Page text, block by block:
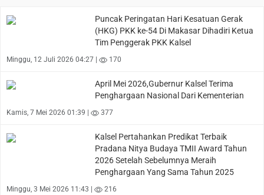
Puncak Peringatan Hari Kesatuan Gerak
(HKG) PKK ke-54 Di Makasar Dihadiri Ketua
Tim Penggerak PKK Kalsel
Minggu, 12 Juli 2026 04:27 | 170
April Mei 2026,Gubernur Kalsel Terima
Penghargaan Nasional Dari Kementerian
Kamis, 7 Mei 2026 01:39 | 377
Kalsel Pertahankan Predikat Terbaik
Pradana Nitya Budaya TMII Award Tahun
2026 Setelah Sebelumnya Meraih
Penghargaan Yang Sama Tahun 2025
Minggu, 3 Mei 2026 11:43 | 216